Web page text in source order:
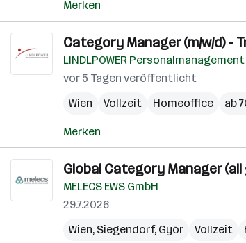
Merken
Category Manager (m/w/d) -
LINDLPOWER Personalmanagement
vor 5 Tagen veröffentlicht
Wien
Vollzeit Homeoffice ab
Merken
Global Category Manager
MELECS EWS GmbH
29.7.2026
Wien, Siegendorf, Györ Vollzeit